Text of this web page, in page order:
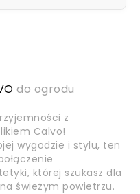
do ogrodu
z
Calvo!
wygodzie i stylu, ten
której szukasz dla
świeżym powietrzu.